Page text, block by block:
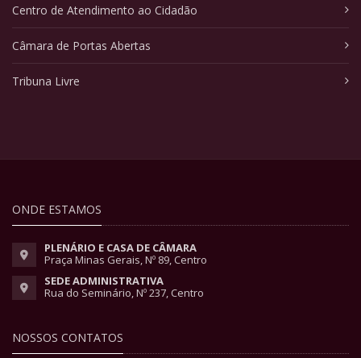
Centro de Atendimento ao Cidadão
Câmara de Portas Abertas
Tribuna Livre
ONDE ESTAMOS
PLENÁRIO E CASA DE CÂMARA
Praça Minas Gerais, Nº 89, Centro
SEDE ADMINISTRATIVA
Rua do Seminário, Nº 237, Centro
NOSSOS CONTATOS